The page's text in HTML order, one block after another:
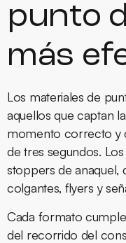
punto
más
Los materiales de
aquellos que captan
momento correcto y
de tres segundos.
stoppers de anaquel,
colgantes, flyers y
Cada formato
del recorrido del